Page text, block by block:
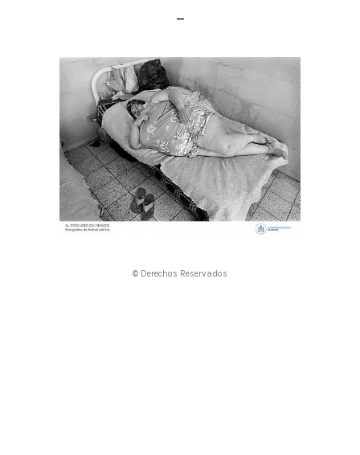
_
© Derechos Reservados